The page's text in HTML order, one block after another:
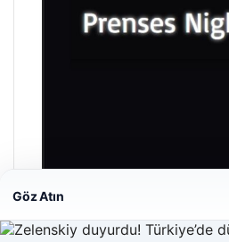
Prenses Night Club
Göz Atın